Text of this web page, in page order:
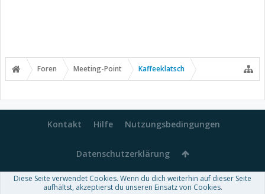
Foren Meeting-Point Kaffeeklatsch
Kontakt Hilfe Nutzungsbedingungen
Datenschutzerklärung
Forum software by XenForo™-Deutsch von xenDach
Diese Seite verwendet Cookies. Wenn du dich weiterhin auf dieser Seite
aufhältst, akzeptierst du unseren Einsatz von Cookies.